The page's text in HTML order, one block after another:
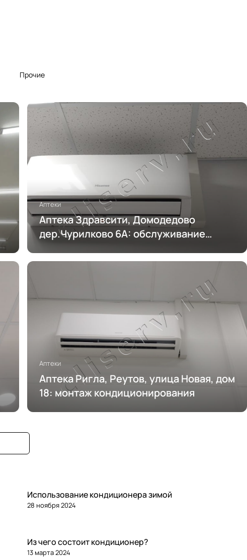
Прочие
Аптеки
Аптека Здравсити, Домодедово
дер.Чурилково 6А: обслуживание
Аптеки
Аптека Ригла, Реутов, улица Новая, дом
18: монтаж кондиционирования
Использование кондиционера зимой
28 ноября 2024
Из чего состоит кондиционер?
13 марта 2024